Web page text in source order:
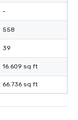
-
558
39
16.609 sq ft
66.736 sq ft